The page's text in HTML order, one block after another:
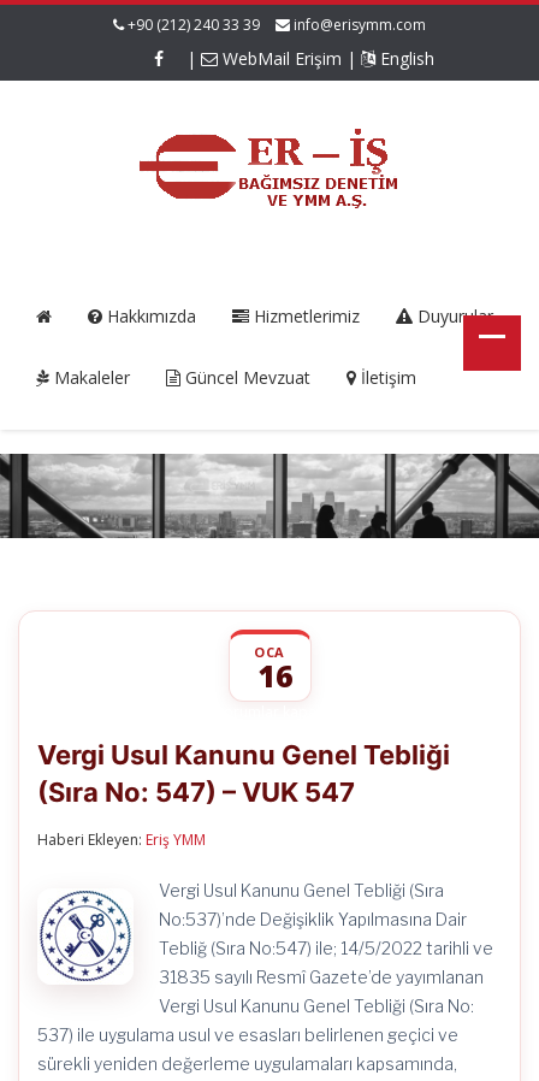
+90 (212) 240 33 39 info@erisymm.com
| WebMail Erişim | English
Hakkımızda Hizmetlerimiz Duyurular
Makaleler Güncel Mevzuat İletişim
OCA
16
Kanunu
Genel
Tebliği
VUK
547
Vergi Usul Kanunu Genel Tebliği
(Sıra No: 547) – VUK 547
Haberi Ekleyen: Eriş YMM
Vergi Usul Kanunu Genel Tebliği (Sıra
No:537)’nde Değişiklik Yapılmasına Dair
Tebliğ (Sıra No:547) ile; 14/5/2022 tarihli ve
31835 sayılı Resmî Gazete’de yayımlanan
Vergi Usul Kanunu Genel Tebliği (Sıra No:
537) ile uygulama usul ve esasları belirlenen geçici ve
sürekli yeniden değerleme uygulamaları kapsamında,